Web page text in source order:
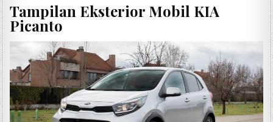
Tampilan Eksterior Mobil KIA
Picanto